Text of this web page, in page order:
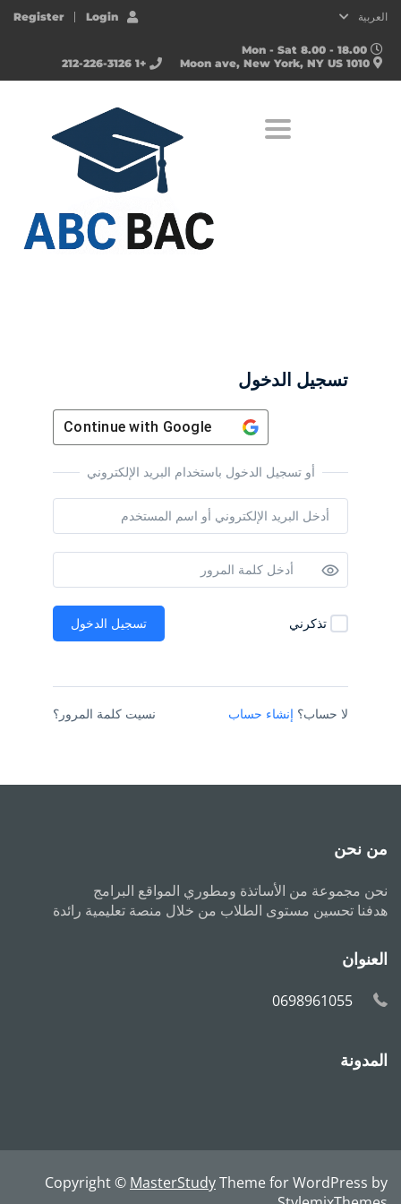
العربية Login
Register
+1 212-226-3126
Toggle navigation
تسجيل الدخول
Continue with Google
أو تسجيل الدخول باستخدام البريد الإلكتروني
تذكرني تسجيل الدخول
لا حساب؟ إنشاء حساب نسيت كلمة المرور؟
من نحن
نحن مجموعة من الأساتذة ومطوري المواقع البرامج
هدفنا تحسين مستوى الطلاب من خلال منصة تعليمية رائدة
العنوان
0698961055
المدونة
Copyright © MasterStudyTheme for WordPress by